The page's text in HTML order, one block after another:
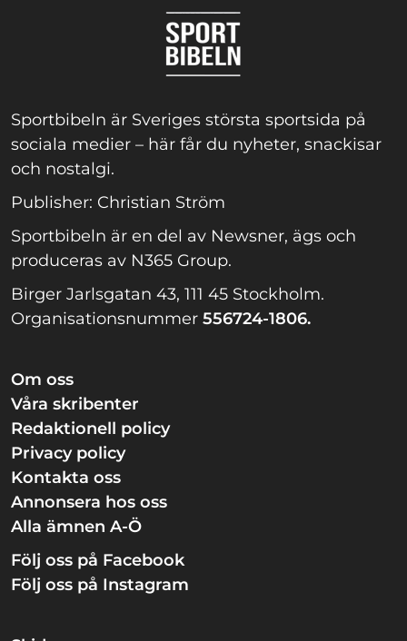
Sportbibeln är Sveriges största sportsida på
sociala medier – här får du nyheter, snackisar
och nostalgi.
Publisher: Christian Ström
Sportbibeln är en del av Newsner, ägs och
produceras av N365 Group.
Birger Jarlsgatan 43, 111 45 Stockholm.
Organisationsnummer 556724-1806.
Om oss
Våra skribenter
Redaktionell policy
Privacy policy
Kontakta oss
Annonsera hos oss
Alla ämnen A-Ö
Följ oss på Facebook
Följ oss på Instagram